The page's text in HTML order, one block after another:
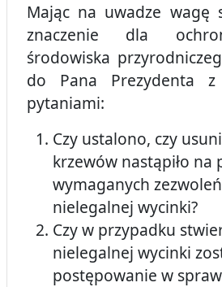
Mając na uwadze wagę
znaczenie dla
środowiska
do Pana Prezydenta z
pytaniami:
Czy ustalono, czy
krzewów nastąpiło na
wymaganych
nielegalnej wycinki?
Czy w przypadku
nielegalnej wycinki
postępowanie w